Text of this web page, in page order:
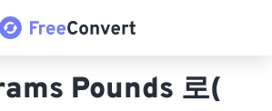
Pounds 로(